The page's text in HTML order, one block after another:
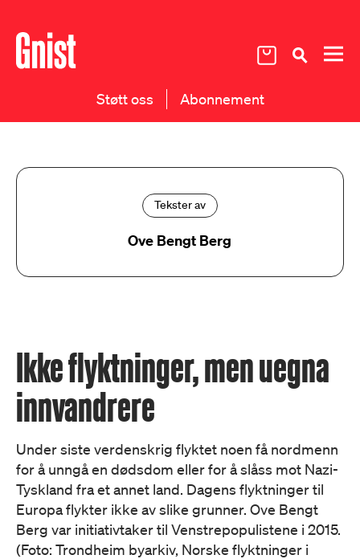
Støtt oss Abonnement
Tekster av
Ove Bengt Berg
Ikke flyktninger, men uegna
innvandrere
Under siste verdenskrig flyktet noen få nordmenn
for å unngå en dødsdom eller for å slåss mot Nazi-
Tyskland fra et annet land. Dagens flyktninger til
Europa flykter ikke av slike grunner. Ove Bengt
Berg var initiativtaker til Venstrepopulistene i 2015.
(Foto: Trondheim byarkiv, Norske flyktninger i